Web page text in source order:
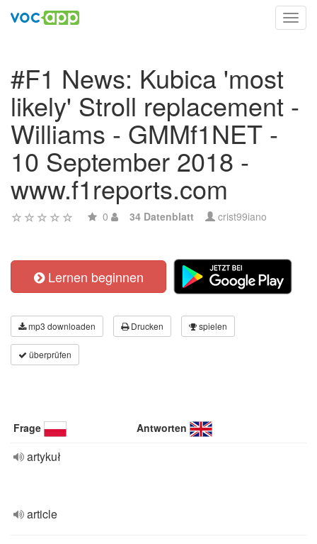
#F1 News: Kubica 'most
likely' Stroll replacement -
Williams - GMMf1NET -
10 September 2018 -
www.f1reports.com
0 34 Datenblatt crist99iano
Lernen beginnen
mp3 downloaden Drucken spielen
überprüfen
Frage Antworten
artykuł
article